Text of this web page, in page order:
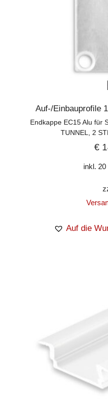
Auf-/Einbauprofile
Endkappe EC15 Alu für
TUNNEL, 2
€
inkl.
Auf die